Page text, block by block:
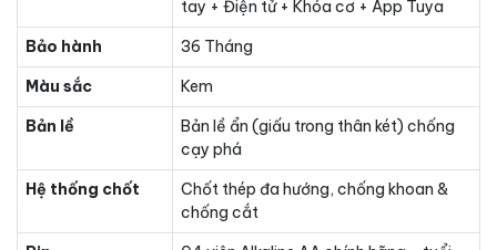
tay + Điện tử + Khóa cơ + App Tuya
Bảo hành
36 Tháng
Màu sắc
Kem
Bản lề
Bản lề ẩn (giấu trong thân két) chống
cạy phá
Hệ thống chốt
Chốt thép đa hướng, chống khoan &
chống cắt